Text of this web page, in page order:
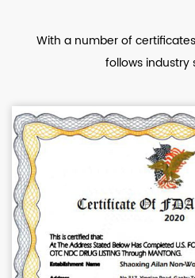
With a number of
follows industry